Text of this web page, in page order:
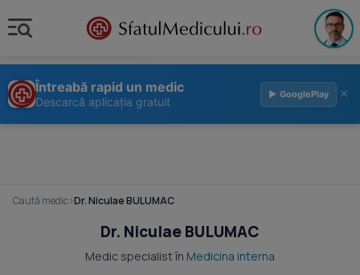
Întreabă rapid un medic
Descarcă aplicația gratuit
▶ GooglePlay ×
Caută medic›Dr. Niculae BULUMAC
Dr. Niculae BULUMAC
Medic specialist în Medicina interna